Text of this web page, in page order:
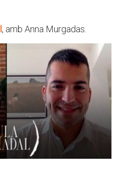
, amb Anna Murgadas.